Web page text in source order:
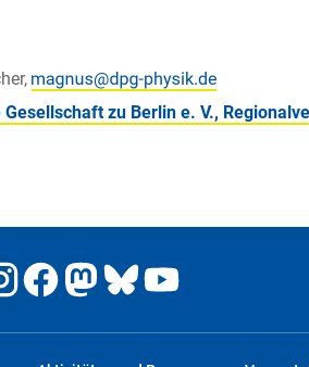
Gesellschaft zu Berlin e. V.,